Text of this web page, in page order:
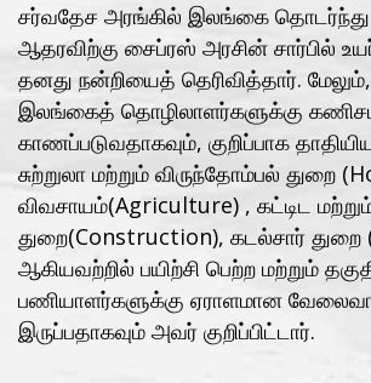
சர்வதேச அரங்கில் இலங்கை தொடர்ந்து
ஆதரவிற்கு சைப்ரஸ் அரசின் சார்பில்
தனது நன்றியைத் தெரிவித்தார்.
இலங்கைத் தொழிலாளர்களுக்கு
காணப்படுவதாகவும், குறிப்பாக
சுற்றுலா மற்றும் விருந்தோம்பல் துறை
விவசாயம்(Agriculture) , கட்டிட
துறை(Construction), கடல்சார் துறை
ஆகியவற்றில் பயிற்சி பெற்ற மற்றும்
பணியாளர்களுக்கு ஏராளமான
இருப்பதாகவும் அவர் குறிப்பிட்டார்.